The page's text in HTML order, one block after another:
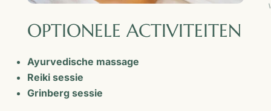
OPTIONELE ACTIVITEITEN
Ayurvedische massage
Reiki sessie
Grinberg sessie